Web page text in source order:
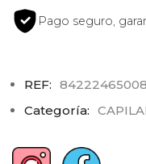
Pago seguro,
REF:
Categoría: